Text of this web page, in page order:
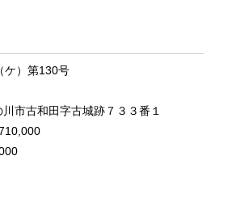
ケ）第130号
市古和田字古城跡７３３番１